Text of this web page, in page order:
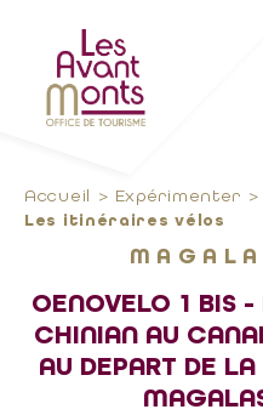
Accueil Expérimenter
Les itinéraires vélos
OENOVELO 1 BIS -
CHINIAN AU
AU DEPART DE